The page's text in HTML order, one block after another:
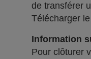
de transférer
Télécharger le
Information
Pour clôturer